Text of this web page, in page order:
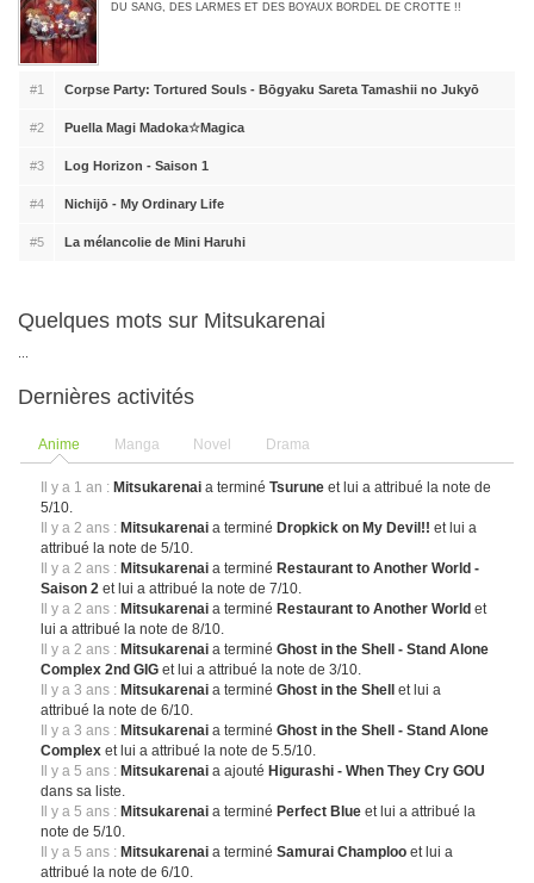
DU SANG, DES LARMES ET DES BOYAUX BORDEL DE CROTTE !!
#1 Corpse Party: Tortured Souls - Bōgyaku Sareta Tamashii no Jukyō
#2 Puella Magi Madoka☆Magica
#3 Log Horizon - Saison 1
#4 Nichijō - My Ordinary Life
#5 La mélancolie de Mini Haruhi
Quelques mots sur Mitsukarenai
Dernières activités
Anime Manga Novel Drama
Il y a 1 an : Mitsukarenai a terminéTsurune et lui a attribué la note de
5/10.
Il y a 2 ans : Mitsukarenai a terminé Dropkick on My Devil!! et lui a
attribué la note de 5/10.
Il y a 2 ans : Mitsukarenai a terminé Restaurant to Another World -
Saison 2 et lui a attribué la note de 7/10.
Il y a 2 ans : Mitsukarenai a terminé Restaurant to Another World et
lui a attribué la note de 8/10.
Il y a 2 ans : Mitsukarenai a terminéGhost in the Shell - Stand Alone
Complex 2nd GIG et lui a attribué la note de 3/10.
Il y a 3 ans : Mitsukarenai a terminéGhost in the Shellet lui a
attribué la note de 6/10.
Il y a 3 ans : Mitsukarenai a terminéGhost in the Shell - Stand Alone
Complex et lui a attribué la note de 5.5/10.
Il y a 5 ans : Mitsukarenai a ajouté Higurashi - When They Cry GOU
dans sa liste.
Il y a 5 ans : Mitsukarenai a terminé Perfect Blue et lui a attribué la
note de 5/10.
Il y a 5 ans : Mitsukarenai a terminéSamurai Champloo et lui a
attribué la note de 6/10.